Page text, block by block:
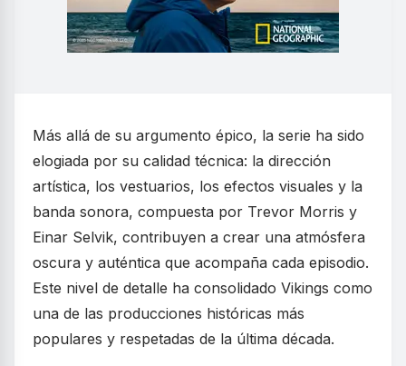
Más allá de su argumento épico, la serie ha sido
elogiada por su calidad técnica: la dirección
artística, los vestuarios, los efectos visuales y la
banda sonora, compuesta por Trevor Morris y
Einar Selvik, contribuyen a crear una atmósfera
oscura y auténtica que acompaña cada episodio.
Este nivel de detalle ha consolidado Vikings como
una de las producciones históricas más
populares y respetadas de la última década.